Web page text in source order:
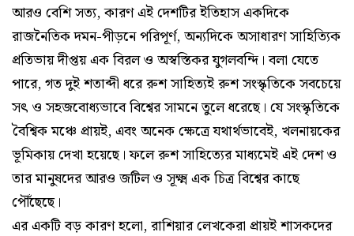
আরও বেশি সত্য, কারণ এই দেশটির ইতিহাস একদিকে
রাজনৈতিক দমন-পীড়নে পরিপূর্ণ, অন্যদিকে অসাধারণ সাহিত্যিক
প্রতিভায় দীপ্তয় এক বিরল ও অস্বস্তিকর যুগলবন্দি। বলা যেতে
পারে, গত দুই শতাব্দী ধরে রুশ সাহিত্যই রুশ সংস্কৃতিকে সবচেয়ে
সৎ ও সহজবোধ্যভাবে বিশ্বের সামনে তুলে ধরেছে। যে সংস্কৃতিকে
বৈশ্বিক মঞ্চে প্রায়ই, এবং অনেক ক্ষেত্রে যথার্থভাবেই, খলনায়কের
ভূমিকায় দেখা হয়েছে। ফলে রুশ সাহিত্যের মাধ্যমেই এই দেশ ও
তার মানুষদের আরও জটিল ও সূক্ষ্ম এক চিত্র বিশ্বের কাছে
পৌঁছেছে।
এর একটি বড় কারণ হলো, রাশিয়ার লেখকেরা প্রায়ই শাসকদের